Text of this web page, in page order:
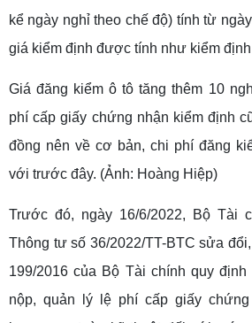
kể ngày nghỉ theo chế độ) tính từ
giá kiểm định được tính như kiểm
Giá đăng kiểm ô tô tăng thêm 10
phí cấp giấy chứng nhận kiểm định
đồng nên về cơ bản, chi phí đăng
với trước đây. (Ảnh: Hoàng Hiệp)
Trước đó, ngày 16/6/2022, Bộ Tài
Thông tư số 36/2022/TT-BTC sửa
199/2016 của Bộ Tài chính quy
nộp, quản lý lệ phí cấp giấy